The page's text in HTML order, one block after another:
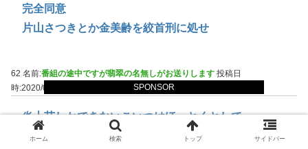
SPONSOR
完全同意
片山さつきとか金美齢を絞首刑に処せ
62 名前:番組の途中ですが翡翠の名無しがお送りします 投稿日
時:2020/08/08(土) 15:00:55.52
ID:Nuio+lDq00808
炎上芸しかできないこいつはほっとくとして
その他のツイートで出てくるのが地獄でワロタ
ホーム 検索 トップ サイドバー